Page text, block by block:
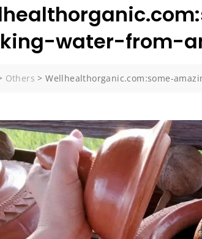
water-from-
Others >Wellhealthorganic.com:some-